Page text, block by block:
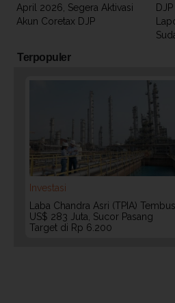
April 2026, Segera Aktivasi
Akun Coretax DJP
Terpopuler
Investasi
Laba Chandra Asri (TPIA) Tembus
US$ 283 Juta, Sucor Pasang
Target di Rp 6.200